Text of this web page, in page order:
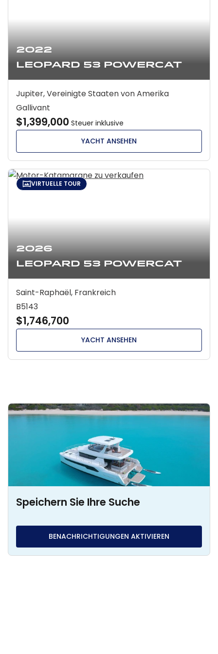
2022
Leopard 53 Powercat
Jupiter, Vereinigte Staaten von Amerika
Gallivant
$1,399,000 Steuer inklusive
YACHT ANSEHEN
2026
Leopard 53 Powercat
VIRTUELLE TOUR
Saint-Raphaël, Frankreich
B5143
$1,746,700
YACHT ANSEHEN
Speichern Sie Ihre Suche
BENACHRICHTIGUNGEN AKTIVIEREN